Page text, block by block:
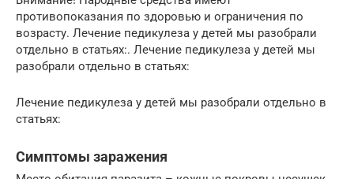
противопоказания по здоровью и ограничения по
возрасту. Лечение педикулеза у детей мы разобрали
отдельно в статьях:. Лечение педикулеза у детей мы
разобрали отдельно в статьях:
Лечение педикулеза у детей мы разобрали отдельно в
статьях:
Симптомы заражения